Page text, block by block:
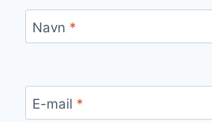
Navn *
E-mail *